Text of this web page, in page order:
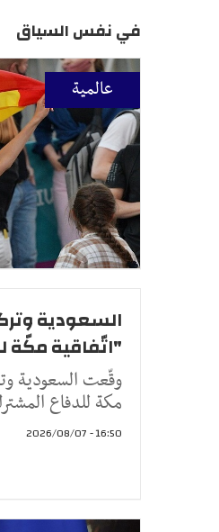
في نفس السياق
عالمية
السعودية
"اتّفاقية مكّة
وقّعت السعودية
مكة للدفاع
16:50 - 2026/08/07